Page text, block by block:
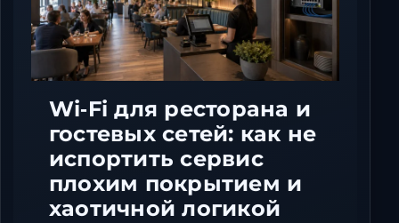
Wi‑Fi для ресторана и
гостевых сетей: как не
испортить сервис
плохим покрытием и
хаотичной логикой